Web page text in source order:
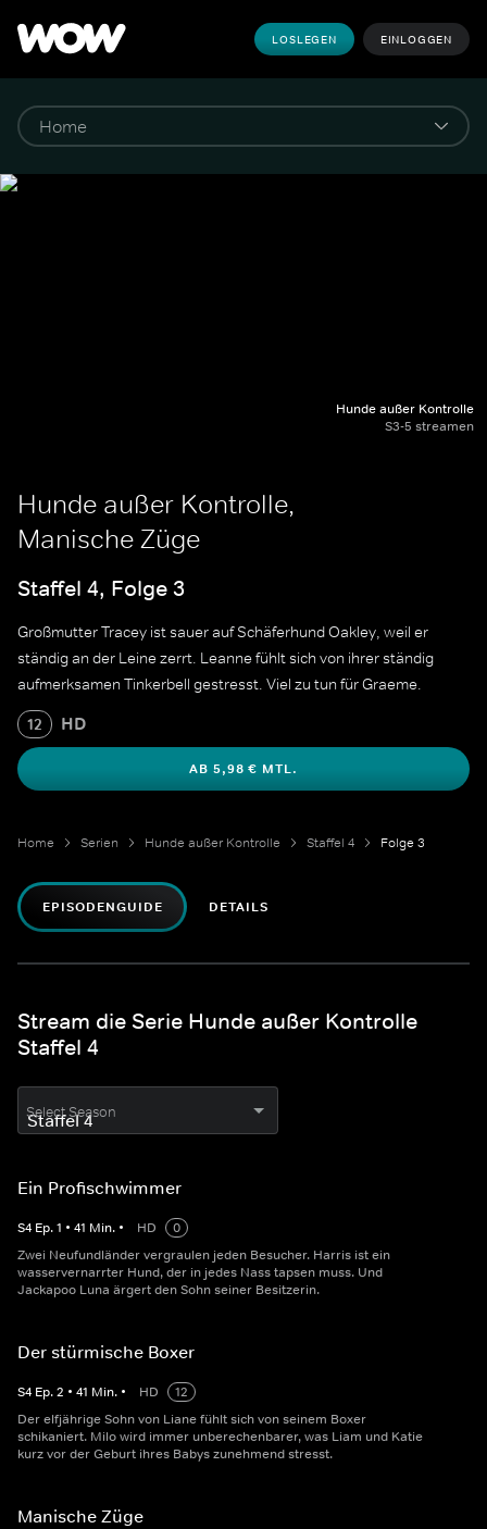
LOSLEGEN EINLOGGEN
Hunde außer Kontrolle
S3-5 streamen
Hunde außer Kontrolle,
Manische Züge
Staffel 4, Folge 3
Großmutter Tracey ist sauer auf Schäferhund Oakley, weil er
ständig an der Leine zerrt. Leanne fühlt sich von ihrer ständig
aufmerksamen Tinkerbell gestresst. Viel zu tun für Graeme.
12 HD
AB 5,98 € MTL.
Home Serien Hunde außer Kontrolle Staffel 4 Folge 3
EPISODENGUIDE DETAILS
Stream die Serie Hunde außer Kontrolle
Staffel 4
Select Season
Ein Profischwimmer
S4 Ep.1 • 41 Min. • HD
0
Zwei Neufundländer vergraulen jeden Besucher. Harris ist ein
wasservernarrter Hund, der in jedes Nass tapsen muss. Und
Jackapoo Luna ärgert den Sohn seiner Besitzerin.
Der stürmische Boxer
S4 Ep.2 • 41 Min. • HD
12
Der elfjährige Sohn von Liane fühlt sich von seinem Boxer
schikaniert. Milo wird immer unberechenbarer, was Liam und Katie
kurz vor der Geburt ihres Babys zunehmend stresst.
Manische Züge